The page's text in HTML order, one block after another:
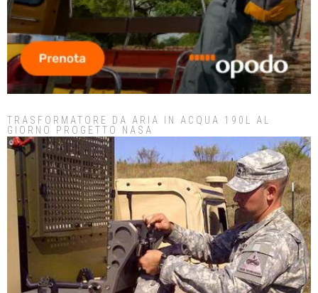
TRASFORMATORE DA ARIA IN ACQUA 190L AL
GIORNO PROGETTO NASA